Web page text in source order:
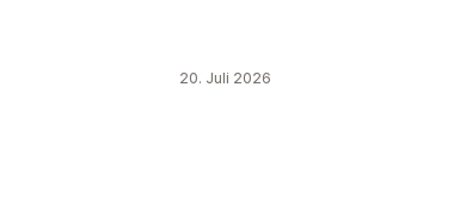
20. Juli 2026